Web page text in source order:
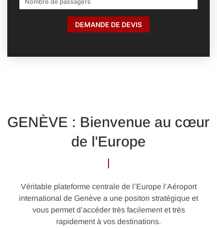
DEMANDE DE DEVIS
GENÈVE : Bienvenue au cœur
de l'Europe
Véritable plateforme centrale de l’Europe l’Aéroport
international de Genève a une positon stratégique et
vous permet d’accéder très facilement et très
rapidement à vos destinations.